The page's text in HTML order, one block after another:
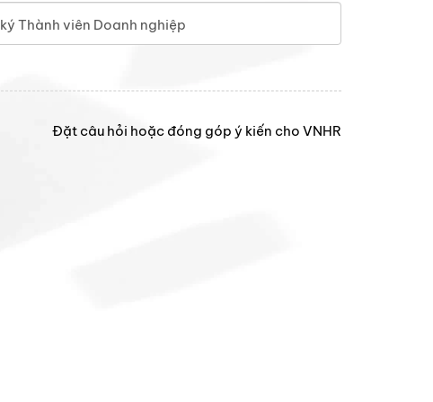
Thành viên Doanh nghiệp
Đặt câu hỏi hoặc đóng góp ý kiến cho VNHR